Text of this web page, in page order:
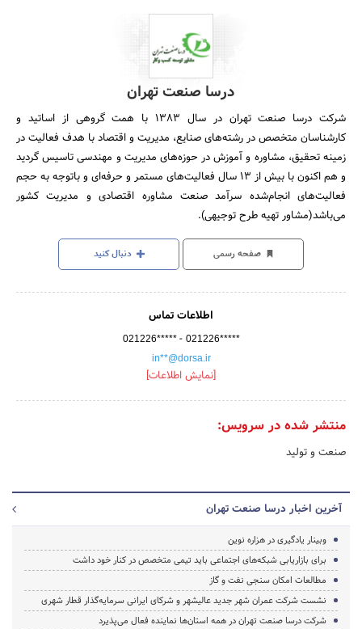
درسا صنعت تهران
شرکت درسا صنعت تهران در سال 1383 با همت گروهی از اساتید و
کارشناسان متخصص در رشته‌های صنایع، مدیریت و اقتصاد با هدف فعالیت در
زمینه تحقیق، مشاوره و آموزش در حوزه‌های مدیریت و مهندسی تاسیس گردید
و هم اکنون با بیش از 13 سال فعالیت‌های مستمر و حرفه‌ای و باتوجه به حجم
فعالیت‎‌های انجام‌شده سرآمد صنعت مشاوره اقتصادی و مدیریت کشور
می‌باشد(مشاور تهیه طرح توجیهی).
صفحه رسمی دنبال کنید
اطلاعات تماس
021226***** - 021226*****
in**@dorsa.ir
[نمایش اطلاعات]
منتشر شده در سرویس:
صنعت و تولید
آخرین اخبار درسا صنعت تهران
وبینار یادگیری در هزاره نوین
برای بازاریابی شبکه‌های اجتماعی باید تیمی متخصص در کنار خود داشت
مطالعات امکان سنجی نفت و گاز
نشست شرکت عمران شهر جدید عالیشهر و شرکای ایرانی سرمایه‌گذار قطار شهری
شرکت درسا صنعت تهران در همه استان‌ها نماینده فعال می‌پذیرد